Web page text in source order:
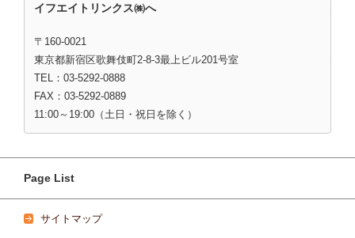
イフエイトリンクス㈱へ
〒160-0021
東京都新宿区歌舞伎町2-8-3最上ビル201号室
TEL：03-5292-0888
FAX：03-5292-0889
11:00～19:00（土日・祝日を除く）
Page List
サイトマップ